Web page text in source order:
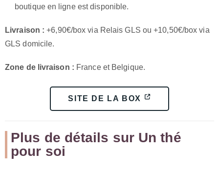
boutique en ligne est disponible.
Livraison : +6,90€/box via Relais GLS ou +10,50€/box via
GLS domicile.
Zone de livraison : France et Belgique.
SITE DE LA BOX
Plus de détails sur Un thé
pour soi